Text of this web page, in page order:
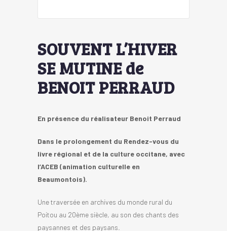
SOUVENT L’HIVER
SE MUTINE de
BENOIT PERRAUD
En présence du réalisateur Benoit Perraud
Dans le prolongement du Rendez-vous du
livre régional et de la culture occitane, avec
l’ACEB (animation culturelle en
Beaumontois).
Une traversée en archives du monde rural du
Poitou au 20ème siècle, au son des chants des
paysannes et des paysans.